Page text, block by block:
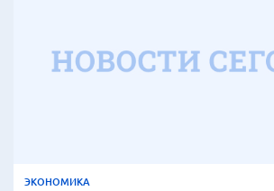
ЭКОНОМИКА